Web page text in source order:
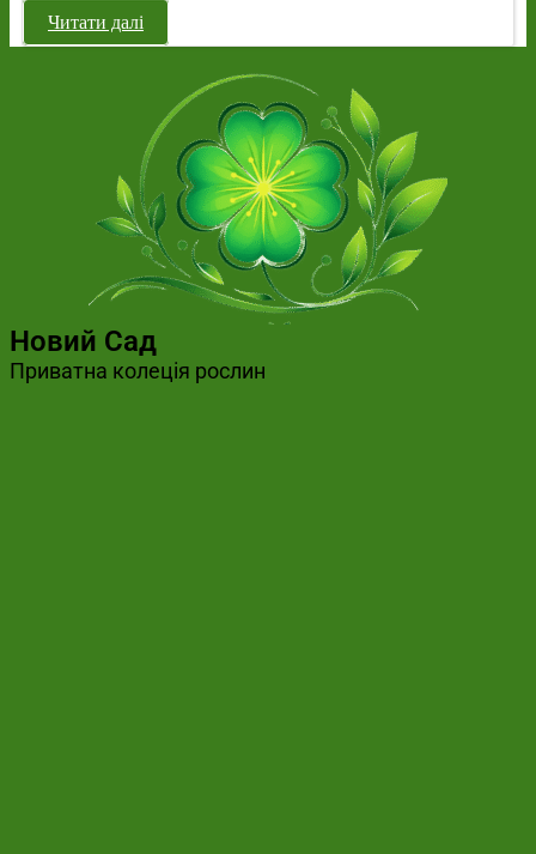
Читати далі
Новий Сад
Приватна колеція рослин